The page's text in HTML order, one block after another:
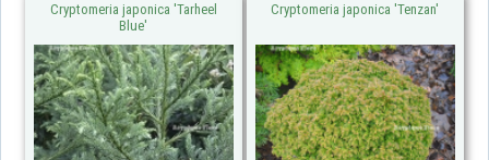
Cryptomeria japonica 'Tarheel
Blue'
Cryptomeria japonica 'Tenzan'